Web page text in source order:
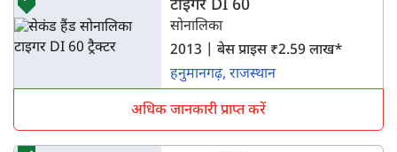
टाइगर DI 60
सोनालिका
2013 | बेस प्राइस ₹2.59 लाख*
हनुमानगढ़, राजस्थान
अधिक जानकारी प्राप्त करें